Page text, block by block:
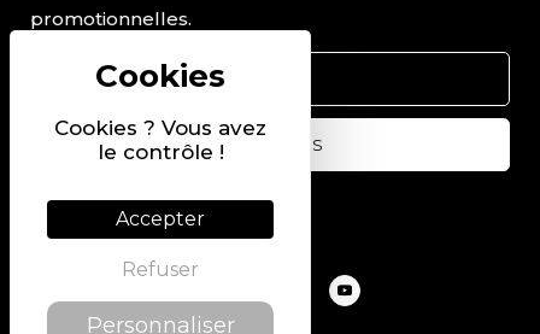
Cookies ? Vous avez
le contrôle !
Accepter
Refuser
Personnaliser
promotionnelles.
Suivez-nous sur